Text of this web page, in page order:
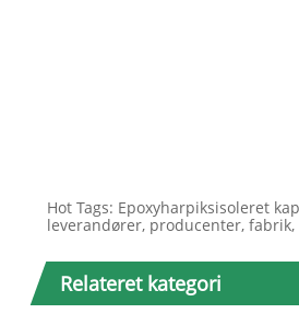
Hot Tags: Epoxyharpiksisoleret
leverandører, producenter, fabrik,
Relateret kategori